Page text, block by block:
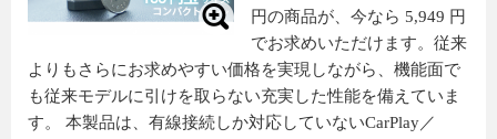
円の商品が、今なら 5,949 円
でお求めいただけます。従来
よりもさらにお求めやすい価格を実現しながら、機能面で
も従来モデルに引けを取らない充実した性能を備えていま
す。 本製品は、有線接続しか対応していないCarPlay／